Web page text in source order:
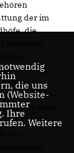
der im
die
des
geben
des
Beispiel in
Je nach
15, 17
der
die uns
(Website-
Ihre
Weitere